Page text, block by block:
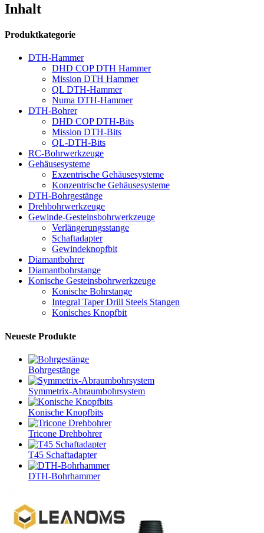
Inhalt
Produktkategorie
DTH-Hammer
DHD COP DTH Hammer
Mission DTH Hammer
QL DTH-Hammer
Numa DTH-Hammer
DTH-Bohrer
DHD COP DTH-Bits
Mission DTH-Bits
QL-DTH-Bits
RC-Bohrwerkzeuge
Gehäusesysteme
Exzentrische Gehäusesysteme
Konzentrische Gehäusesysteme
DTH-Bohrgestänge
Drehbohrwerkzeuge
Gewinde-Gesteinsbohrwerkzeuge
Verlängerungsstange
Schaftadapter
Gewindeknopfbit
Diamantbohrer
Diamantbohrstange
Konische Gesteinsbohrwerkzeuge
Konische Bohrstange
Integral Taper Drill Steels Stangen
Konisches Knopfbit
Neueste Produkte
Bohrgestänge
Symmetrix-Abraumbohrsystem
Konische Knopfbits
Tricone Drehbohrer
T45 Schaftadapter
DTH-Bohrhammer